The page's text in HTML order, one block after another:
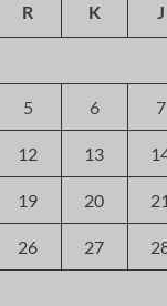
R K J
5 6 7
12 13
19 20 21
26 27